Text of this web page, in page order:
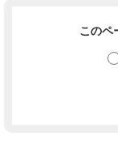
このペ